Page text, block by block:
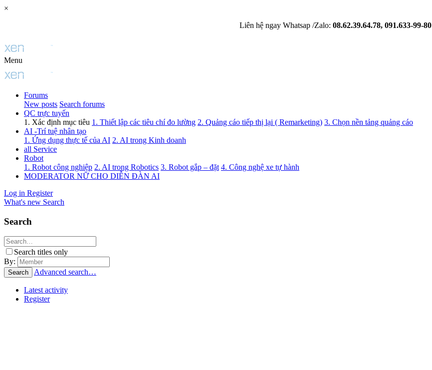
×
Liên hệ ngay Whatsap /Zalo: 08.62.39.64.78, 091.633-99-80
Menu
Forums
New posts Search forums
QC trực tuyến
1. Xác định mục tiêu 1. Thiết lập các tiêu chí đo lường 2. Quảng cáo tiếp thị lại ( Remarketing) 3. Chọn nền tảng quảng cáo
AI -Trí tuệ nhân tạo
1. Ứng dụng thực tế của AI 2. AI trong Kinh doanh
all Service
Robot
1. Robot công nghiệp 2. AI trong Robotics 3. Robot gắp – đặt 4. Công nghệ xe tự hành
MODERATOR NỮ CHO DIỄN ĐÀN AI
Log in Register
What's new Search
Search
Search titles only
By:
Search Advanced search…
Latest activity
Register